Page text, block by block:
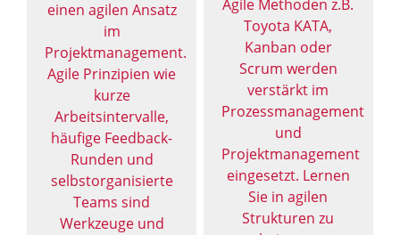
einen agilen Ansatz
im
Projektmanagement.
Agile Prinzipien wie
kurze
Arbeitsintervalle,
häufige Feedback-
Runden und
selbstorganisierte
Teams sind
Werkzeuge und
Agile Methoden z.B.
Toyota KATA,
Kanban oder
Scrum werden
verstärkt im
Prozessmanagement
und
Projektmanagement
eingesetzt. Lernen
Sie in agilen
Strukturen zu